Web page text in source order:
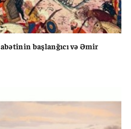
başlanğıcı və Əmir